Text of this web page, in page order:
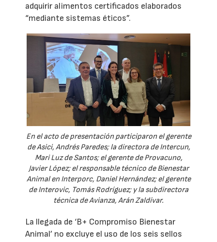
adquirir alimentos certificados elaborados
“mediante sistemas éticos”.
En el acto de presentación participaron el gerente
de Asici, Andrés Paredes; la directora de Intercun,
Mari Luz de Santos; el gerente de Provacuno,
Javier López; el responsable técnico de Bienestar
Animal en Interporc, Daniel Hernández; el gerente
de Interovic, Tomás Rodríguez; y la subdirectora
técnica de Avianza, Arán Zaldívar.
La llegada de ‘B+ Compromiso Bienestar
Animal’ no excluye el uso de los seis sellos